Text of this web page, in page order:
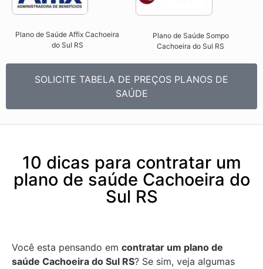
Plano de Saúde Affix Cachoeira
do Sul RS​
Plano de Saúde Sompo
Cachoeira do Sul RS​
SOLICITE TABELA DE PREÇOS PLANOS DE
SAÚDE
10 dicas para contratar um
plano de saúde Cachoeira do
Sul RS
Você esta pensando em contratar um plano de
saúde Cachoeira do Sul RS? Se sim, veja algumas